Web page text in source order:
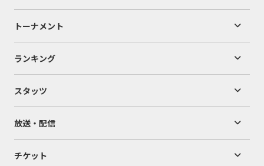
トーナメント
ランキング
スタッツ
放送・配信
チケット